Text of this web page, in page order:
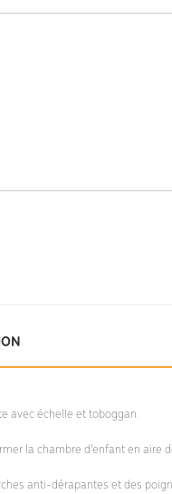
avec échelle et toboggan.
la chambre d’enfant en aire
anti-dérapantes et des